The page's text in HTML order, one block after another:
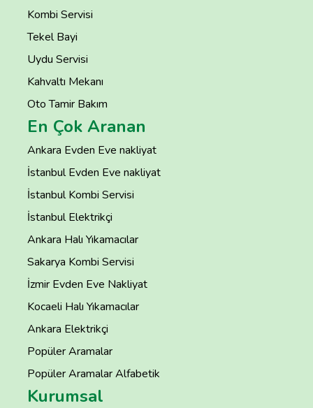
Kombi Servisi
Tekel Bayi
Uydu Servisi
Kahvaltı Mekanı
Oto Tamir Bakım
En Çok Aranan
Ankara Evden Eve nakliyat
İstanbul Evden Eve nakliyat
İstanbul Kombi Servisi
İstanbul Elektrikçi
Ankara Halı Yıkamacılar
Sakarya Kombi Servisi
İzmir Evden Eve Nakliyat
Kocaeli Halı Yıkamacılar
Ankara Elektrikçi
Popüler Aramalar
Popüler Aramalar Alfabetik
Kurumsal